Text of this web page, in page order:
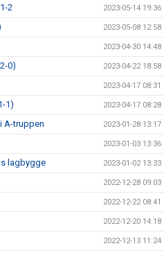
2 2023-05-14 19:36
2023-05-08 12:58
2023-04-30 14:48
0) 2023-04-22 18:58
2023-04-17 08:31
1) 2023-04-17 08:28
A-truppen 2023-01-28 13:17
2023-01-03 13:36
lagbygge 2023-01-02 13:33
2022-12-28 09:03
2022-12-22 08:41
2022-12-20 14:18
2022-12-13 11:24